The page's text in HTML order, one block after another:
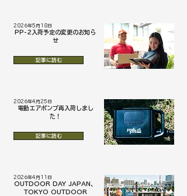
2026年5月18日
PP-2入荷予定の変更のお知ら
せ
記事に読む
2026年4月25日
電動エアポンプ再入荷しまし
た！
記事に読む
2026年4月11日
OUTDOOR DAY JAPAN、
TOKYO OUTDOOR